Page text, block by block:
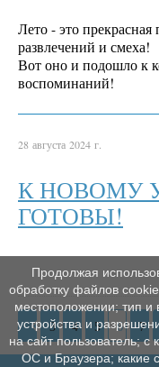
Лето - это прекрасная
развлечений и смеха!
Вот оно и подошло к
воспоминаний!
28 августа 2024 г.
К НОВОМУ
ГОТОВЫ!
3 4 5 6 7
Продолжая
обработку файлов
местоположении; тип и
устройства и
на сайт пользователь; с
ОС и Браузера; какие